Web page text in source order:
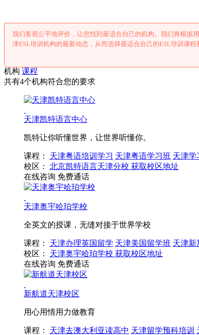
我们客观公平地评价，让您找到最适合自己的机构。我们将根据
津ESL培训机构的最新动态，从而选择最适合自己的ESL培训课程
机构 课程
共有4个机构符合您的要求
天津凯特语言中心
凯特让你听懂世界，让世界听懂你。
课程： 天津粤语培训学习 天津粤语学习班 天津学
校区：
北京凯特语言天津分校 获取校区地址
在线咨询 免费通话
天津奥宇哈珀学校
全英文的授课，无缝对接于世界学校
课程： 天津办理英国留学 天津美国留学班 天津新
校区：
天津奥宇哈珀学校 获取校区地址
在线咨询 免费通话
新航道天津校区
用心用情用力做教育
课程： 天津去澳大利亚读高中 天津留学预科培训